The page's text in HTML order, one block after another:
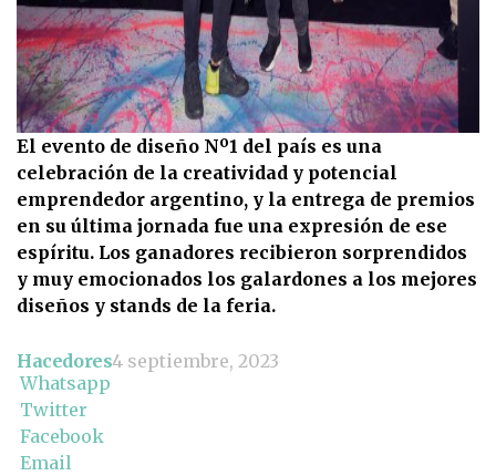
El evento de diseño Nº1 del país es una
celebración de la creatividad y potencial
emprendedor argentino, y la entrega de premios
en su última jornada fue una expresión de ese
espíritu. Los ganadores recibieron sorprendidos
y muy emocionados los galardones a los mejores
diseños y stands de la feria.
Hacedores4 septiembre, 2023
Whatsapp
Twitter
Facebook
Email